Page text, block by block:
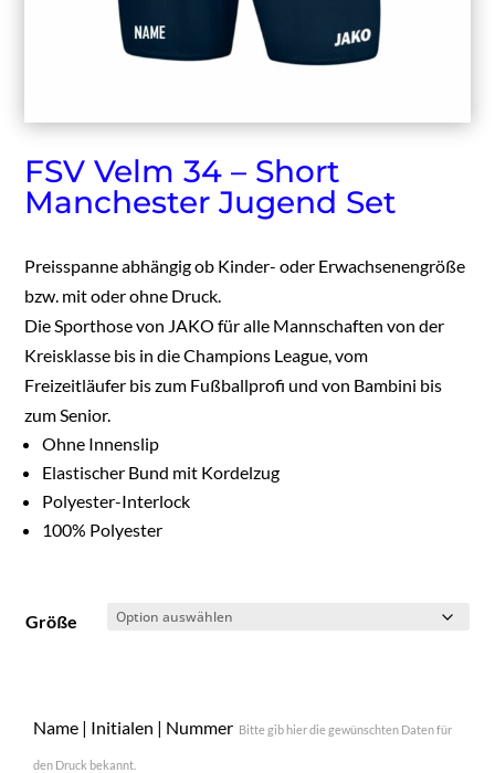
FSV Velm 34 – Short
Manchester Jugend Set
Preisspanne abhängig ob Kinder- oder Erwachsenengröße
bzw. mit oder ohne Druck.
Die Sporthose von JAKO für alle Mannschaften von der
Kreisklasse bis in die Champions League, vom
Freizeitläufer bis zum Fußballprofi und von Bambini bis
zum Senior.
Ohne Innenslip
Elastischer Bund mit Kordelzug
Polyester-Interlock
100% Polyester
Größe
Name | Initialen | Nummer Bitte gib hier die gewünschten Daten für
den Druck bekannt.